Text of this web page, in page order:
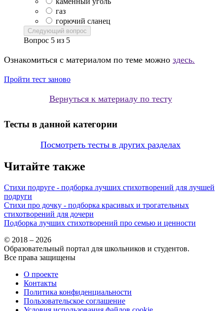
газ
горючий сланец
Следующий вопрос
Вопрос 5 из 5
Ознакомиться с материалом по теме можно здесь.
Пройти тест заново
Вернуться к материалу по тесту
Тесты в данной категории
Посмотреть тесты в других разделах
Читайте также
Стихи подруге - подборка лучших стихотворений для лучшей
подруги
Стихи про дочку - подборка красивых и трогательных
стихотворений для дочери
Подборка лучших стихотворений про семью и ценности
© 2018 – 2026
Образовательный портал для школьников и студентов.
Все права защищены
О проекте
Контакты
Политика конфиденциальности
Пользовательское соглашение